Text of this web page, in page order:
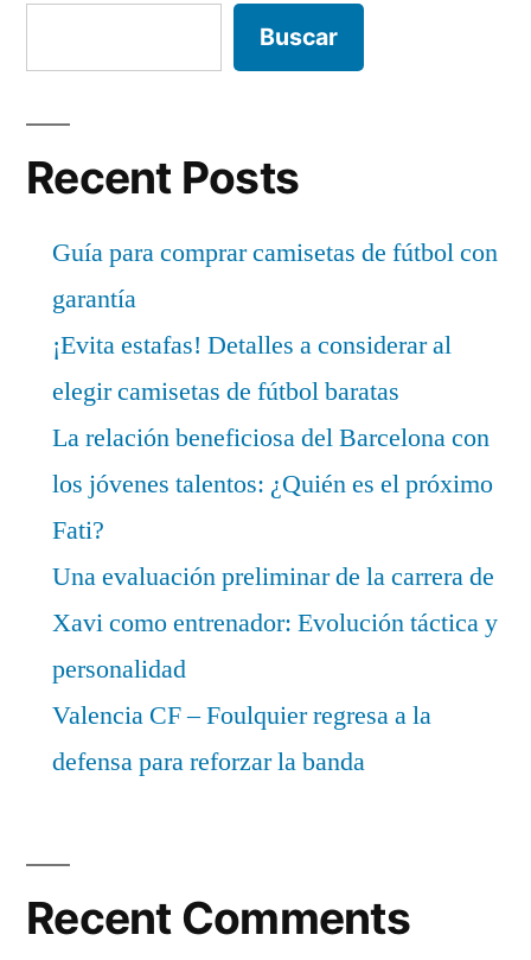
Buscar
Recent Posts
Guía para comprar camisetas de fútbol con
garantía
¡Evita estafas! Detalles a considerar al
elegir camisetas de fútbol baratas
La relación beneficiosa del Barcelona con
los jóvenes talentos: ¿Quién es el próximo
Fati?
Una evaluación preliminar de la carrera de
Xavi como entrenador: Evolución táctica y
personalidad
Valencia CF – Foulquier regresa a la
defensa para reforzar la banda
Recent Comments